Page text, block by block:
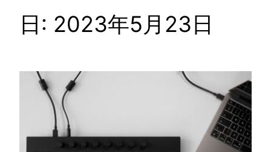
日: 2023年5月23日